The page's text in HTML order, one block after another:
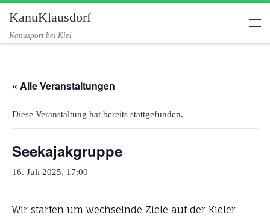
Zum Inhalt springen
KanuKlausdorf
Kanusport bei Kiel
« Alle Veranstaltungen
Diese Veranstaltung hat bereits stattgefunden.
Seekajakgruppe
16. Juli 2025, 17:00
Wir starten um wechselnde Ziele auf der Kieler